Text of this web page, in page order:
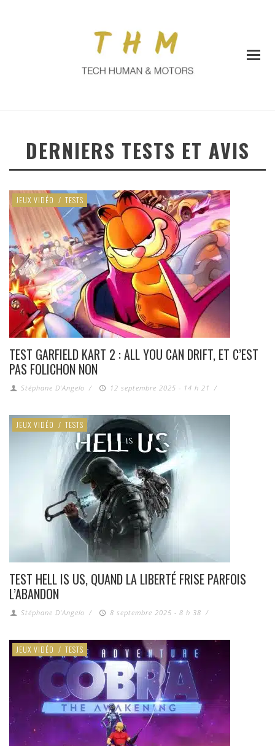
DERNIERS TESTS ET AVIS
JEUX VIDÉO / TESTS
TEST GARFIELD KART 2 : ALL YOU CAN DRIFT, ET C’EST
PAS FOLICHON NON
Stéphane D'Angelo / 12 septembre 2025 - 14 h 21 /
JEUX VIDÉO / TESTS
TEST HELL IS US, QUAND LA LIBERTÉ FRISE PARFOIS
L’ABANDON
Stéphane D'Angelo / 8 septembre 2025 - 8 h 38 /
JEUX VIDÉO / TESTS